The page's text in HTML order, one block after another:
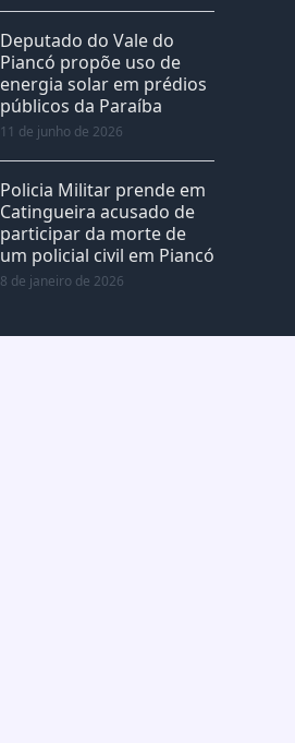
Deputado do Vale do
Piancó propõe uso de
energia solar em prédios
públicos da Paraíba
11 de junho de 2026
Policia Militar prende em
Catingueira acusado de
participar da morte de
um policial civil em Piancó
8 de janeiro de 2026